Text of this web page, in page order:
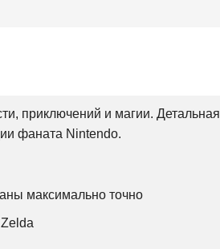
приключений и магии. Детальная
фаната Nintendo.
максимально точно